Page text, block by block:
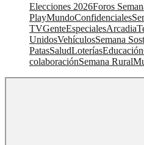
Elecciones 2026Foros
PlayMundoConfidenciales
TVGenteEspecialesArcadia
UnidosVehículosSemana
PatasSaludLoteríasEducación
colaboraciónSemana Rural